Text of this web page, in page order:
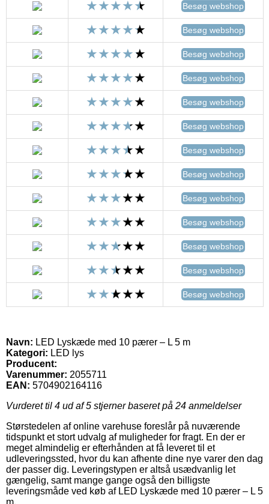
Besøg webshop
Besøg webshop
Besøg webshop
Besøg webshop
Besøg webshop
Besøg webshop
Besøg webshop
Besøg webshop
Besøg webshop
Besøg webshop
Besøg webshop
Besøg webshop
Besøg webshop
Navn: LED Lyskæde med 10 pærer – L 5 m
Kategori: LED lys
Producent:
Varenummer: 2055711
EAN: 5704902164116
Vurderet til 4 ud af 5 stjerner baseret på 24 anmeldelser
Størstedelen af online varehuse foreslår på nuværende
tidspunkt et stort udvalg af muligheder for fragt. En der er
meget almindelig er efterhånden at få leveret til et
udleveringssted, hvor du kan afhente dine nye varer den dag
der passer dig. Leveringstypen er altså usædvanlig let
gængelig, samt mange gange også den billigste
leveringsmåde ved køb af LED Lyskæde med 10 pærer – L 5
m.